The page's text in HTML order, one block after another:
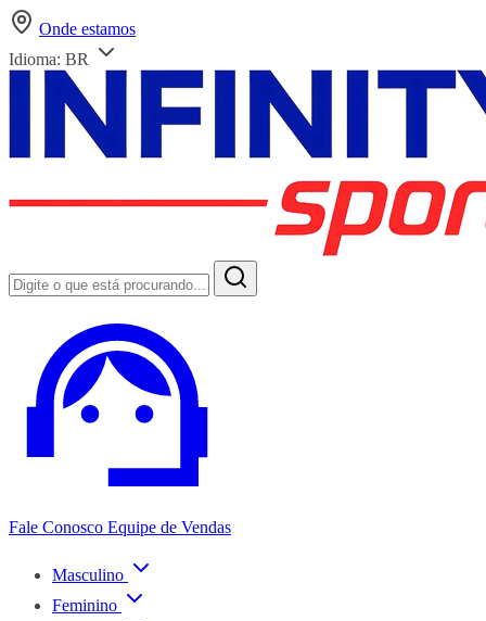
Onde estamos
Idioma: BR
Fale Conosco Equipe de Vendas
Masculino
Feminino